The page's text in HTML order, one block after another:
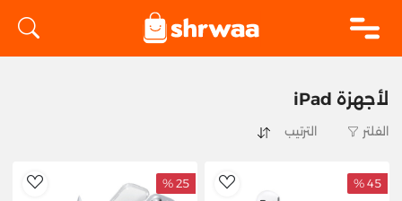
لأجهزة iPad
الفلتر
AddToWishlist
45 %
25 %